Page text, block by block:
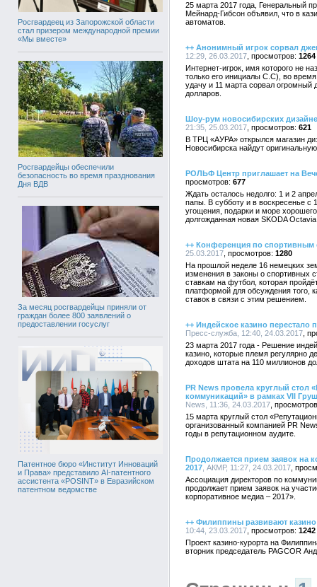
Росгвардеец из Запорожской области
стал призером международной премии
«Мы вместе»
Росгвардейцы обеспечили
безопасность во время празднования
Дня ВДВ
За месяц росгвардейцы приняли от
граждан более 800 заявлений о
предоставлении госуслуг
Патентное бюро «Институт Инноваций
и Права» представило AI-патентного
ассистента «POSINT» в Евразийском
патентном ведомстве
25 марта 2017 года, Генеральный
Мейнард-Гибсон объявил, что в
автоматов.
++ Анонимный игрок сорвал
12:29, 26.03.2017
1264
Интернет-игрок, имя которого не
только его инициалы С.С), во
удачу и 11 марта сорвал огромный
долларов.
Шоу-рум новосибирских
21:35, 25.03.2017
621
В ТРЦ «АУРА» открылся магазин
Новосибирска найдут
РОЛЬФ Центр приглашает на
677
Ждать осталось недолго: 1 и 2
папы. В субботу и в воскресенье с
угощения, подарки и море
долгожданная новая SKODA
++ Конференция по спортивным
25.03.2017
1280
На прошлой неделе 16 немецких
изменения в законы о спортивных
ставкам на футбол, которая
платформой для обсуждения того,
ставок в связи с этим решением.
++ Индейское казино
Пресс-служба, 12:40, 24.03.2017
23 марта 2017 года - Решение
казино, которые племя регулярно
доходов штата на 110 миллионов
PR News провела круглый стол
коммуникаций» в рамках VII
News, 11:36, 24.03.2017
15 марта круглый стол
организованный компанией PR
годы в репутационном аудите.
Продолжается прием заявок на
2017 , АКМР, 11:27, 24.03.2017
Ассоциация директоров по
продолжает прием заявок на
корпоративное медиа – 2017».
++ Филиппины развивают
10:44, 23.03.2017
1242
Проект казино-курорта на
вторник председатель PAGCOR